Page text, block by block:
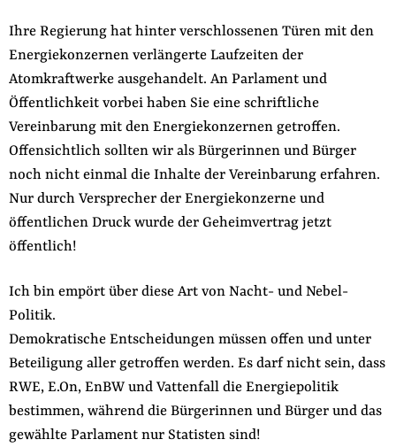
Ihre Regierung hat hinter verschlossenen Türen mit den
Energiekonzernen verlängerte Laufzeiten der
Atomkraftwerke ausgehandelt. An Parlament und
Öffentlichkeit vorbei haben Sie eine schriftliche
Vereinbarung mit den Energiekonzernen getroffen.
Offensichtlich sollten wir als Bürgerinnen und Bürger
noch nicht einmal die Inhalte der Vereinbarung erfahren.
Nur durch Versprecher der Energiekonzerne und
öffentlichen Druck wurde der Geheimvertrag jetzt
öffentlich!
Ich bin empört über diese Art von Nacht- und Nebel-
Politik.
Demokratische Entscheidungen müssen offen und unter
Beteiligung aller getroffen werden. Es darf nicht sein, dass
RWE, E.On, EnBW und Vattenfall die Energiepolitik
bestimmen, während die Bürgerinnen und Bürger und das
gewählte Parlament nur Statisten sind!